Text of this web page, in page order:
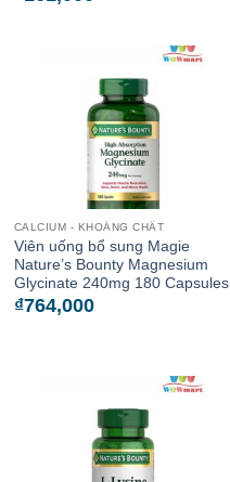
CALCIUM - KHOÁNG CHẤT
Viên uống bổ sung Magie
Nature’s Bounty Magnesium
Glycinate 240mg 180 Capsules
₫764,000